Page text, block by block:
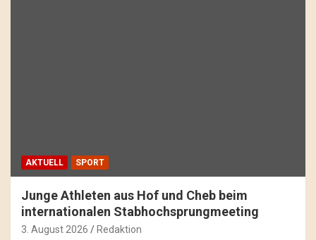
AKTUELL SPORT
Junge Athleten aus Hof und Cheb beim
internationalen Stabhochsprungmeeting
3. August 2026 Redaktion